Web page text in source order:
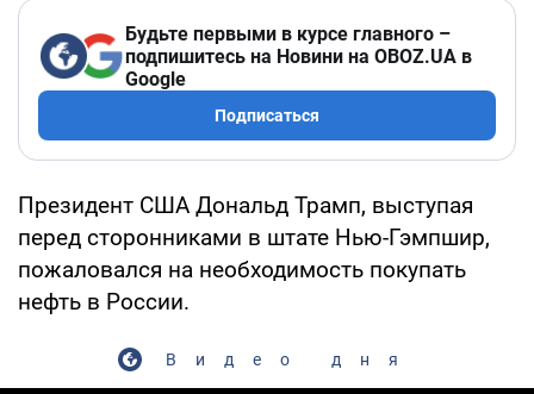
Будьте первыми в курсе главного –
подпишитесь на Новини на OBOZ.UA в
Google
Подписаться
Президент США Дональд Трамп, выступая
перед сторонниками в штате Нью-Гэмпшир,
пожаловался на необходимость покупать
нефть в России.
Видео дня